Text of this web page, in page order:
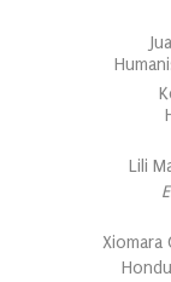
Lili
Xiomara